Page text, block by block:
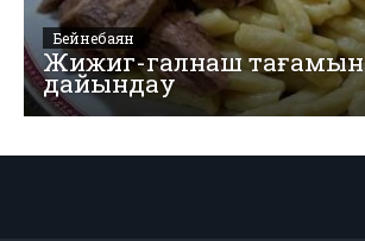
Бейнебаян
Жижиг-галнаш тағамын
дайындау